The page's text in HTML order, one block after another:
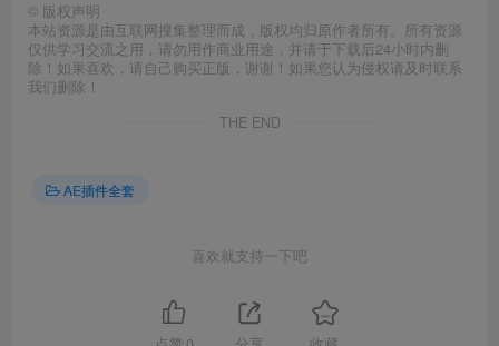
© 版权声明
本站资源是由互联网搜集整理而成，版权均归原作者所有。所有资源
仅供学习交流之用，请勿用作商业用途，并请于下载后24小时内删
除！如果喜欢，请自己购买正版，谢谢！如果您认为侵权请及时联系
我们删除！
THE END
AE插件全套
喜欢就支持一下吧